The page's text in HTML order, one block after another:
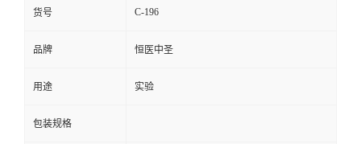
方
式
货号 C-196
品牌 恒医中圣
用途 实验
包装规格